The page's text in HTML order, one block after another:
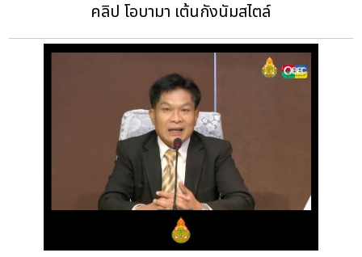
คลิป โอบามา เต้นกังนัมสไตล์